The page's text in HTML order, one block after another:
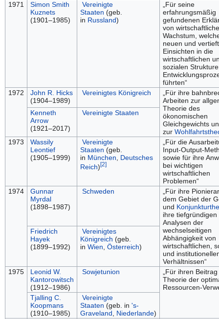
1971
Simon Smith
Kuznets
(1901–1985)
Vereinigte
Staaten (geb.
in Russland)
„Für seine
erfahrungsmäßig
gefundenen
von
Wachstum,
neuen und
Einsichten in die
wirtschaftlichen
sozialen
führten“
1972
John R. Hicks
(1904–1989)
Vereinigtes Königreich
„Für ihre
Arbeiten zur
Theorie des
ökonomischen
Gleichgewichts
zur
Kenneth
Arrow
(1921–2017)
Vereinigte Staaten
1973
Wassily
Leontief
(1905–1999)
Vereinigte
Staaten (geb.
in München
Deutsches
Reich)[2]
„Für die
Input-Output-
sowie für ihre
bei wichtigen
wirtschaftlichen
Problemen“
1974
Gunnar
Myrdal
(1898–1987)
Schweden
„Für ihre
dem Gebiet der
und
ihre tiefgründigen
Analysen der
wechselseitigen
Abhängigkeit von
wirtschaftlichen,
und
Verhältnissen“
Friedrich
Hayek
(1899–1992)
Vereinigtes
Königreich (geb.
in Wien Österreich)
1975
Leonid W.
Kantorowitsch
(1912–1986)
Sowjetunion
„Für ihren
Theorie der
Ressourcen-
Tjalling C.
Koopmans
(1910–1985)
Vereinigte
Staaten (geb. in 's-
Graveland
Niederlande)